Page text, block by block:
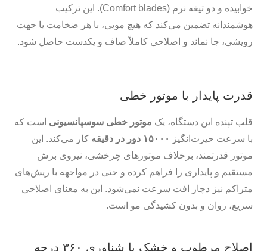
خوابیده و دو تیغه نرم (Comfort blades). این ترکیب
هوشمندانه تضمین می‌کند که هیچ مویی، با هر ضخامت یا جهت
رویشی، جا نماند و اصلاحی کاملاً صاف و یکدست حاصل شود.
قدرت پایدار با موتور خطی
قلب تپنده این دستگاه، یک موتور خطی سوسپانسیونی است که
با سرعت حیرت‌انگیز
۱۵۰۰۰ دور در دقیقه
کار می‌کند. این
موتور قدرتمند، برخلاف موتورهای چرخشی، نیروی برش
مستقیم و پایداری را فراهم کرده و حتی در مواجهه با ریش‌های
متراکم نیز دچار افت سرعت نمی‌شود. این به معنای اصلاحی
سریع، روان و بدون کشیدگی مو است.
اصلاح مرطوب و خشک با شناوری ۳۶۰ درجه